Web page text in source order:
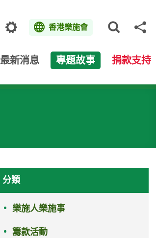
主題 香港樂施會
最新消息 專題故事 捐款支持
分類
樂施人樂施事
籌款活動